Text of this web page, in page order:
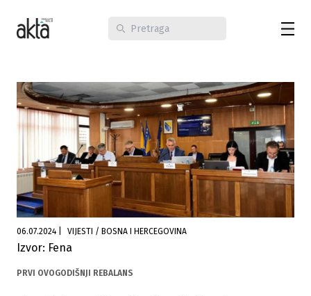
06.07.2024 VIJESTI / BOSNA I HERCEGOVINA
Izvor: Fena
PRVI OVOGODIŠNJI REBALANS